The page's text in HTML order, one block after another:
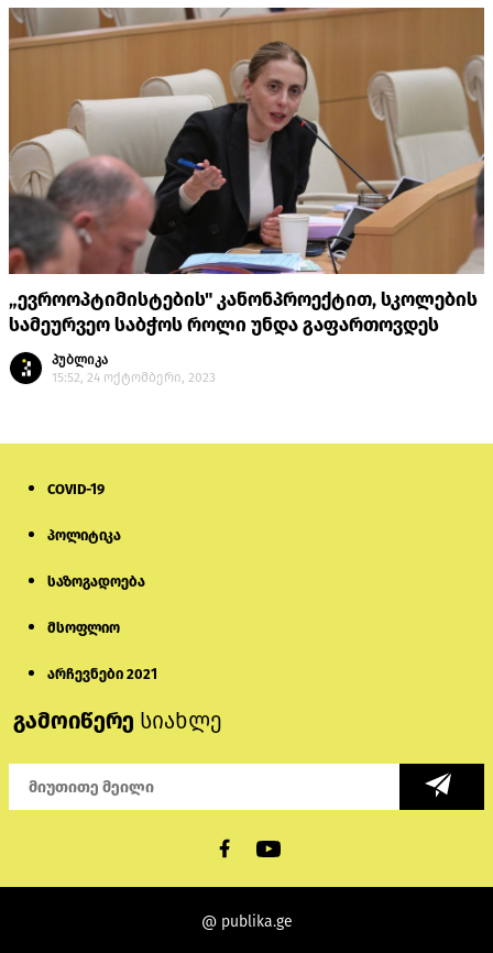
„ევროოპტიმისტების" კანონპროექტით, სკოლების
სამეურვეო საბჭოს როლი უნდა გაფართოვდეს
პუბლიკა
15:52, 24 ოქტომბერი, 2023
COVID-19
პოლიტიკა
საზოგადოება
მსოფლიო
არჩევნები 2021
გამოიწერე სიახლე
@ publika.ge